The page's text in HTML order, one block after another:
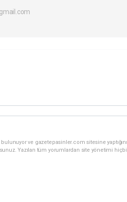
ve gazetepasinler.com sitesine
Yazılan tüm yorumlardan site yönetimi